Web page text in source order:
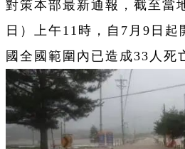
對策本部最新通報，截至當
日）上午11時，自7月9日
國全國範圍內已造成33人死